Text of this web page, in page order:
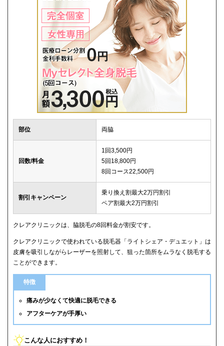
部位 両脇
回数/料金
1回3,500円
5回18,800円
8回コース22,500円
割引キャンペーン
乗り換え割最大2万円割引
ペア割最大2万円割引
クレアクリニックは、脇脱毛の8回料金が割安です。
クレアクリニックで使われている脱毛器「ライトシェア・デュエット」は
皮膚を吸引しながらレーザーを照射して、狙った箇所をムラなく脱毛する
ことができます。
特徴
痛みが少なくて快適に脱毛できる
アフターケアが手厚い
こんな人におすすめ！